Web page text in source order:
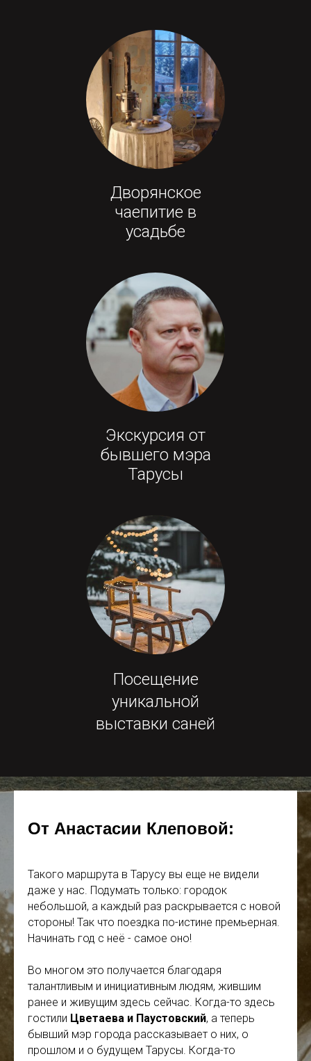
Дворянское
чаепитие в
усадьбе
Экскурсия от
бывшего мэра
Тарусы
Посещение
уникальной
выставки саней
От Анастасии Клеповой:
Такого маршрута в Тарусу вы еще не видели
даже у нас. Подумать только: городок
небольшой, а каждый раз раскрывается с новой
стороны! Так что поездка по-истине премьерная.
Начинать год с неё - самое оно!
Во многом это получается благодаря
талантливым и инициативным людям, жившим
ранее и живущим здесь сейчас. Когда-то здесь
гостили Цветаева и Паустовский, а теперь
бывший мэр города рассказывает о них, о
прошлом и о будущем Тарусы. Когда-то